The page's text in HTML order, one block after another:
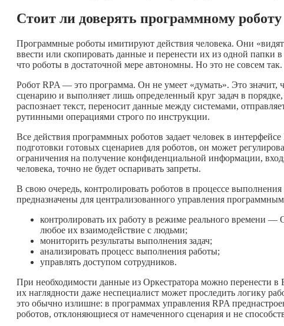
Стоит ли доверять программному роботу
Программные роботы имитируют действия человека. Они
ввести или скопировать данные и перенести их из одной
что роботы в достаточной мере автономны. Но это не совсем так.
Робот RPA — это программа. Он не умеет «думать». Это значит,
сценарию и выполняет лишь определенный круг задач в
распознает текст, переносит данные между системами,
рутинными операциями строго по инструкции.
Все действия программных роботов задает человек в
подготовки готовых сценариев для роботов, он может
ограничения на получение конфиденциальной информации,
человека, точно не будет оспаривать запреты.
В свою очередь, контролировать роботов в процессе
предназначены для централизованного управления
контролировать их работу в режиме реального времени —
любое их взаимодействие с людьми;
мониторить результаты выполнения задач;
анализировать процесс выполнения работы;
управлять доступом сотрудников.
При необходимости данные из Оркестратора можно перенести
их наглядности даже неспециалист может проследить логику
это обычно излишне: в программах управления RPA
роботов, отклоняющиеся от намеченного сценария и не